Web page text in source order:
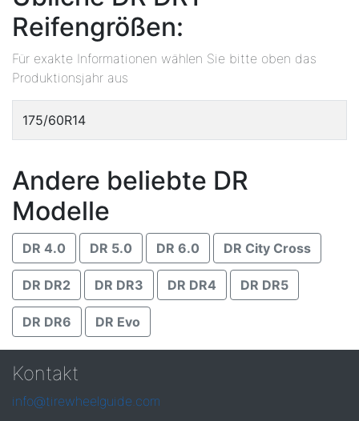
Reifengrößen:
Für exakte Informationen wählen Sie bitte oben das
Produktionsjahr aus
175/60R14
Andere beliebte DR
Modelle
DR 4.0 DR 5.0 DR 6.0 DR City Cross
DR DR2 DR DR3 DR DR4 DR DR5
DR DR6 DR Evo
Kontakt
info@tirewheelguide.com